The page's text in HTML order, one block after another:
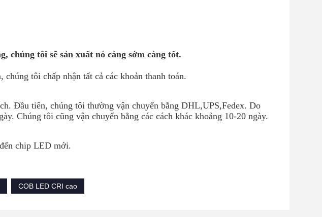
chúng tôi sẽ sản xuất nó càng sớm càng tốt.
tôi chấp nhận tất cả các khoản thanh toán.
Đầu tiên, chúng tôi thường vận chuyển bằng DHL,UPS,Fedex. Do
Chúng tôi cũng vận chuyển bằng các cách khác khoảng 10-20 ngày.
chip LED mới.
COB LED CRI cao